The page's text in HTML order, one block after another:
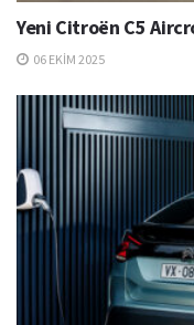
Yeni Citroën C5
06 EKIM 2025